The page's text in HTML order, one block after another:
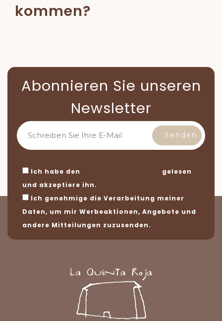
kommen?
Abonnieren Sie unseren
Newsletter
Ich habe den
gelesen
und akzeptiere ihn.
Ich genehmige die Verarbeitung meiner
Daten, um mir Werbeaktionen, Angebote und
andere Mitteilungen zuzusenden.